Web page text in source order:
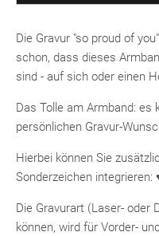
Die Gravur "so proud of
schon, dass dieses
sind - auf sich oder einen
Das Tolle am Armband:
persönlichen Gravur-
Hierbei können Sie
Sonderzeichen
Die Gravurart (Laser- oder
können, wird für Vorder-